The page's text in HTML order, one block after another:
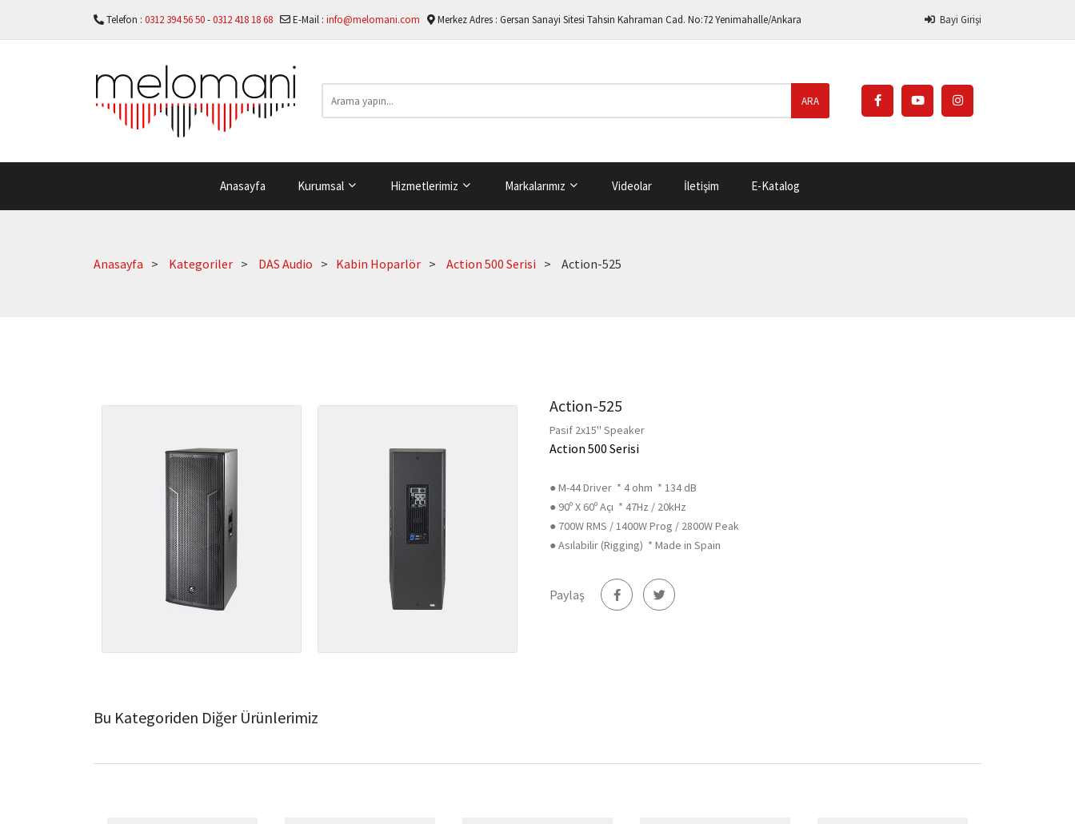
Telefon : 0312 394 56 50-0312 418 18 68 E-Mail : info@melomani.com Merkez Adres : Gersan Sanayi Sitesi Tahsin Kahraman Cad. No:72 Yenimahalle/Ankara Bayi Girişi
ARA
Anasayfa Kurumsal Hizmetlerimiz Markalarımız Videolar İletişim E-Katalog
Anasayfa Kategoriler DAS Audio Kabin Hoparlör Action 500 Serisi Action-525
Action-525
Pasif 2x15'' Speaker
Action 500 Serisi
● M-44 Driver * 4 ohm * 134 dB
● 90º X 60º Açı * 47Hz / 20kHz
● 700W RMS / 1400W Prog / 2800W Peak
● Asılabilir (Rigging) * Made in Spain
Paylaş
Bu Kategoriden Diğer Ürünlerimiz